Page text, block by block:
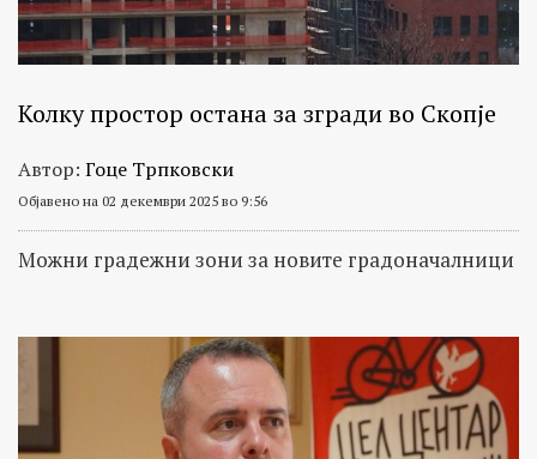
Колку простор остана за згради во Скопје
Автор: Гоце Трпковски
Објавено на 02 декември 2025 во 9:56
Можни градежни зони за новите градоначалници